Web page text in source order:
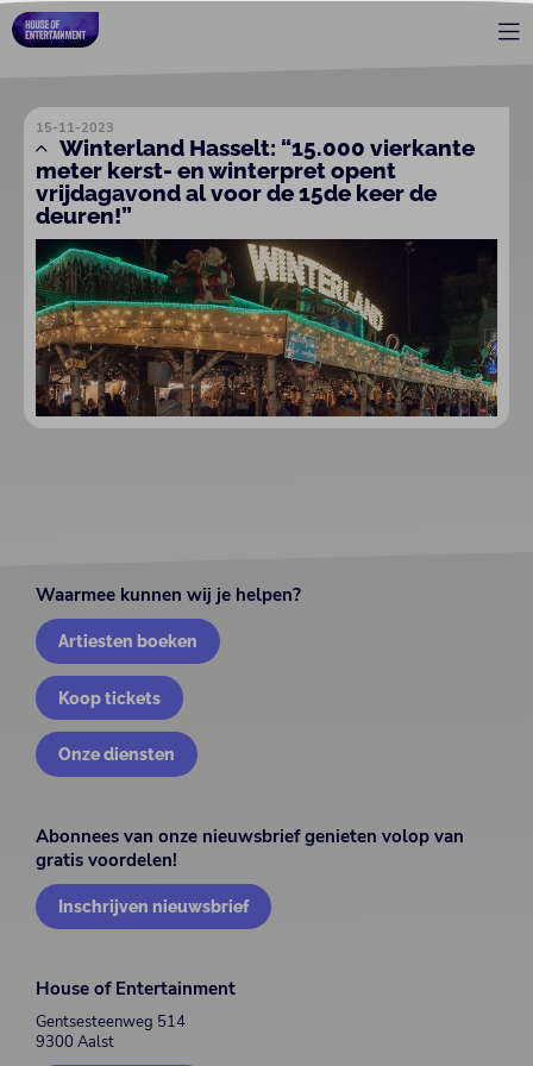
15-11-2023
Winterland Hasselt: “15.000 vierkante
meter kerst- en winterpret opent
vrijdagavond al voor de 15de keer de
deuren!”
Waarmee kunnen wij je helpen?
Artiesten boeken
Koop tickets
Onze diensten
Abonnees van onze nieuwsbrief genieten volop van
gratis voordelen!
Inschrijven nieuwsbrief
House of Entertainment
Gentsesteenweg 514
9300 Aalst